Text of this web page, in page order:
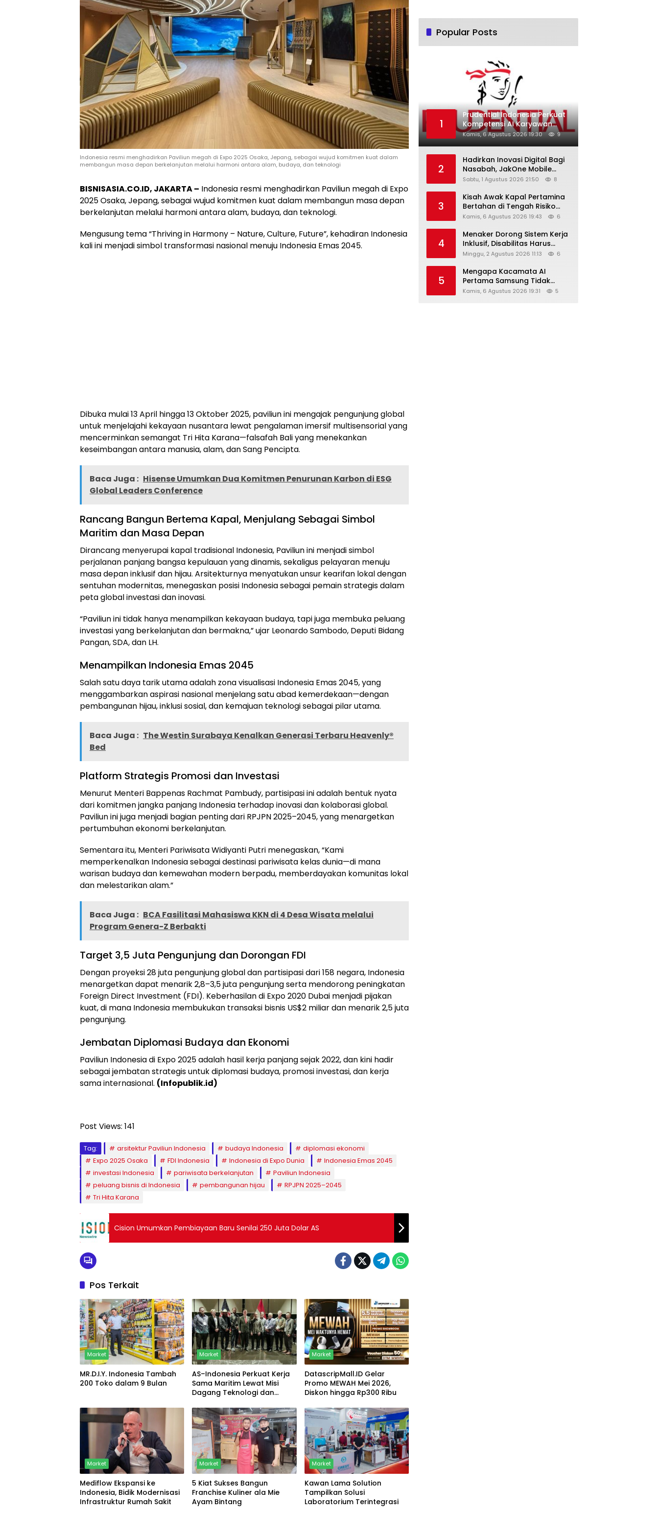
Indonesia resmi menghadirkan Paviliun megah di Expo 2025 Osaka, Jepang, sebagai wujud komitmen kuat dalam
membangun masa depan berkelanjutan melalui harmoni antara alam, budaya, dan teknologi
BISNISASIA.CO.ID, JAKARTA – Indonesia resmi menghadirkan Paviliun megah di Expo
2025 Osaka, Jepang, sebagai wujud komitmen kuat dalam membangun masa depan
berkelanjutan melalui harmoni antara alam, budaya, dan teknologi.
Mengusung tema “Thriving in Harmony – Nature, Culture, Future”, kehadiran Indonesia
kali ini menjadi simbol transformasi nasional menuju Indonesia Emas 2045.
Dibuka mulai 13 April hingga 13 Oktober 2025, paviliun ini mengajak pengunjung global
untuk menjelajahi kekayaan nusantara lewat pengalaman imersif multisensorial yang
mencerminkan semangat Tri Hita Karana—falsafah Bali yang menekankan
keseimbangan antara manusia, alam, dan Sang Pencipta.
Baca Juga : Hisense Umumkan Dua Komitmen Penurunan Karbon di ESG
Global Leaders Conference
Rancang Bangun Bertema Kapal, Menjulang Sebagai Simbol
Maritim dan Masa Depan
Dirancang menyerupai kapal tradisional Indonesia, Paviliun ini menjadi simbol
perjalanan panjang bangsa kepulauan yang dinamis, sekaligus pelayaran menuju
masa depan inklusif dan hijau. Arsitekturnya menyatukan unsur kearifan lokal dengan
sentuhan modernitas, menegaskan posisi Indonesia sebagai pemain strategis dalam
peta global investasi dan inovasi.
“Paviliun ini tidak hanya menampilkan kekayaan budaya, tapi juga membuka peluang
investasi yang berkelanjutan dan bermakna,” ujar Leonardo Sambodo, Deputi Bidang
Pangan, SDA, dan LH.
Menampilkan Indonesia Emas 2045
Salah satu daya tarik utama adalah zona visualisasi Indonesia Emas 2045, yang
menggambarkan aspirasi nasional menjelang satu abad kemerdekaan—dengan
pembangunan hijau, inklusi sosial, dan kemajuan teknologi sebagai pilar utama.
Baca Juga : The Westin Surabaya Kenalkan Generasi Terbaru Heavenly®
Bed
Platform Strategis Promosi dan Investasi
Menurut Menteri Bappenas Rachmat Pambudy, partisipasi ini adalah bentuk nyata
dari komitmen jangka panjang Indonesia terhadap inovasi dan kolaborasi global.
Paviliun ini juga menjadi bagian penting dari RPJPN 2025–2045, yang menargetkan
pertumbuhan ekonomi berkelanjutan.
Sementara itu, Menteri Pariwisata Widiyanti Putri menegaskan, “Kami
memperkenalkan Indonesia sebagai destinasi pariwisata kelas dunia—di mana
warisan budaya dan kemewahan modern berpadu, memberdayakan komunitas lokal
dan melestarikan alam.”
Baca Juga : BCA Fasilitasi Mahasiswa KKN di 4 Desa Wisata melalui
Program Genera-Z Berbakti
Target 3,5 Juta Pengunjung dan Dorongan FDI
Dengan proyeksi 28 juta pengunjung global dan partisipasi dari 158 negara, Indonesia
menargetkan dapat menarik 2,8–3,5 juta pengunjung serta mendorong peningkatan
Foreign Direct Investment (FDI). Keberhasilan di Expo 2020 Dubai menjadi pijakan
kuat, di mana Indonesia membukukan transaksi bisnis US$2 miliar dan menarik 2,5 juta
pengunjung.
Jembatan Diplomasi Budaya dan Ekonomi
Paviliun Indonesia di Expo 2025 adalah hasil kerja panjang sejak 2022, dan kini hadir
sebagai jembatan strategis untuk diplomasi budaya, promosi investasi, dan kerja
sama internasional. (Infopublik.id)
Post Views: 141
Tag: arsitektur Paviliun Indonesia budaya Indonesia
diplomasi ekonomi
Expo 2025 Osaka
FDI Indonesia Indonesia di Expo Dunia
Indonesia Emas 2045
investasi Indonesia
pariwisata berkelanjutan
Paviliun Indonesia
peluang bisnis di Indonesia
pembangunan hijau
RPJPN 2025–2045
Tri Hita Karana
Cision Umumkan Pembiayaan Baru Senilai 250 Juta Dolar AS
Pos Terkait
Market
MR.D.I.Y. Indonesia Tambah
200 Toko dalam 9 Bulan
Market
AS–Indonesia Perkuat Kerja
Sama Maritim Lewat Misi
Dagang Teknologi dan
Market
DatascripMall.ID Gelar
Promo MEWAH Mei 2026,
Diskon hingga Rp300 Ribu
Market
Mediflow Ekspansi ke
Indonesia, Bidik Modernisasi
Infrastruktur Rumah Sakit
Market
5 Kiat Sukses Bangun
Franchise Kuliner ala Mie
Ayam Bintang
Market
Kawan Lama Solution
Tampilkan Solusi
Laboratorium Terintegrasi
Popular Posts
1
Prudential Indonesia Perkuat
Kompetensi AI Karyawan
Lewat AI Week
Kamis, 6 Agustus 2026 19:30 9
2
Hadirkan Inovasi Digital Bagi
Nasabah, JakOne Mobile
Antar Bank Jakarta Sukses
Awards 2026
Sabtu, 1 Agustus 2026 21:50 8
3
Kisah Awak Kapal Pertamina
Bertahan di Tengah Risiko
Pelayaran Selat Hormuz
Kamis, 6 Agustus 2026 19:43 6
4
Menaker Dorong Sistem Kerja
Inklusif, Disabilitas Harus
Dapat Kesempatan Setara
Minggu, 2 Agustus 2026 11:13 6
5
Mengapa Kacamata AI
Pertama Samsung Tidak
Dibekali Layar?
Kamis, 6 Agustus 2026 19:31 5